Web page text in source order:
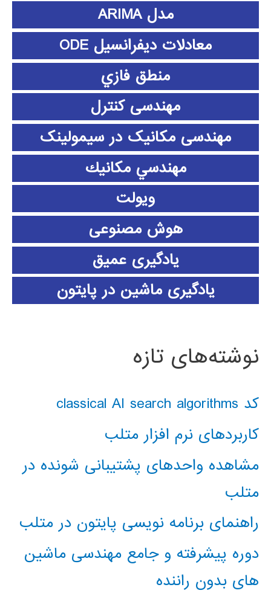
مدل ARIMA
معادلات دیفرانسیل ODE
منطق فازي
مهندسی کنترل
مهندسی مکانیک در سیمولینک
مهندسي مكانيك
ویولت
هوش مصنوعی
یادگیری عمیق
یادگیری ماشین در پایتون
نوشته‌های تازه
کد classical AI search algorithms
کاربردهای نرم افزار متلب
مشاهده واحدهای پشتیبانی شونده در
متلب
راهنمای برنامه نویسی پایتون در متلب
دوره پیشرفته و جامع مهندسی ماشین
های بدون راننده